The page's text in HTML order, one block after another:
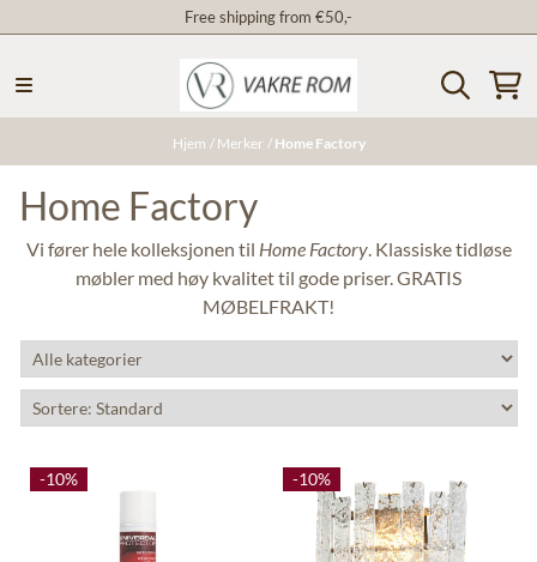
Free shipping from €50,-
Hjem / Merker / Home Factory
Home Factory
Vi fører hele kolleksjonen til Home Factory. Klassiske tidløse
møbler med høy kvalitet til gode priser. GRATIS
MØBELFRAKT!
-10% -10%